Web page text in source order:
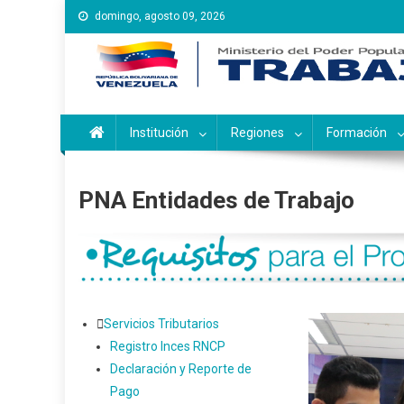
Saltar
al
contenido
domingo, agosto 09, 2026
Instituto Nacional de
Inces
Institución Regiones Formación
PNA Entidades de Trabajo
Servicios Tributarios
Registro Inces RNCP
Declaración y Reporte de
Pago